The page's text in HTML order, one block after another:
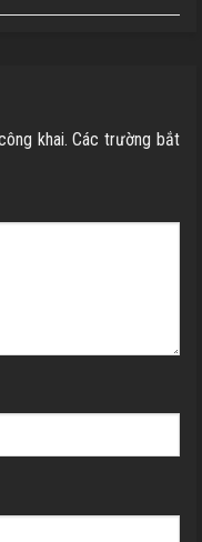
khai. Các trường bắt